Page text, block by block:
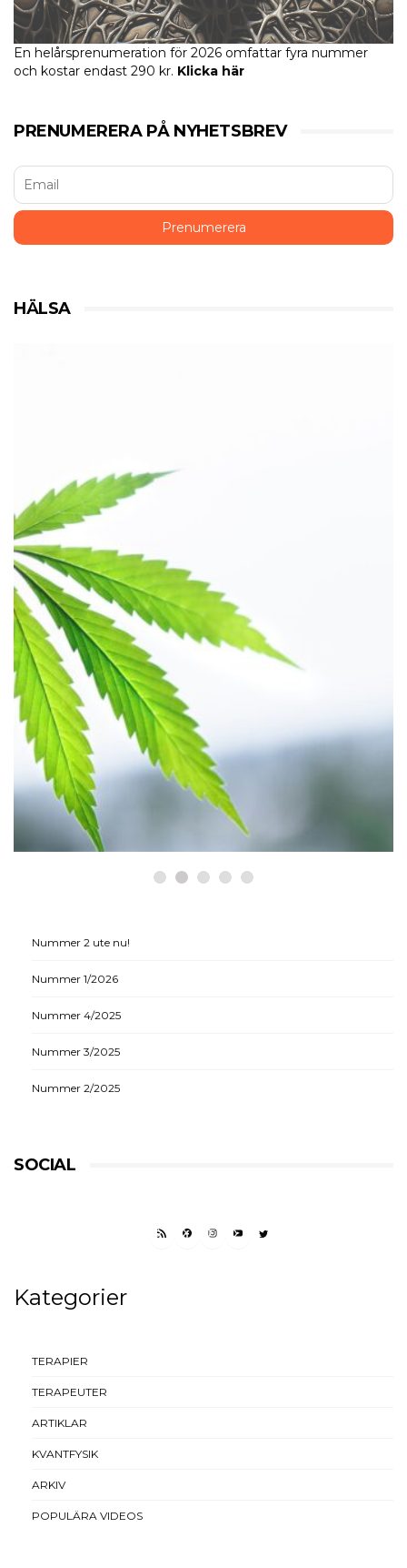
En helårsprenumeration för 2026 omfattar fyra nummer
och kostar endast 290 kr. Klicka här
PRENUMERERA PÅ NYHETSBREV
HÄLSA
HÄLSA
Historiska beslut som gynnar
medicinsk cannabis
Nummer 2 ute nu!
Nummer 1/2026
Nummer 4/2025
Nummer 3/2025
Nummer 2/2025
SOCIAL
RSS FEEDFACEBOOK
INSTAGRAM
YOUTUBETWITTER
Kategorier
TERAPIER
TERAPEUTER
ARTIKLAR
KVANTFYSIK
ARKIV
POPULÄRA VIDEOS